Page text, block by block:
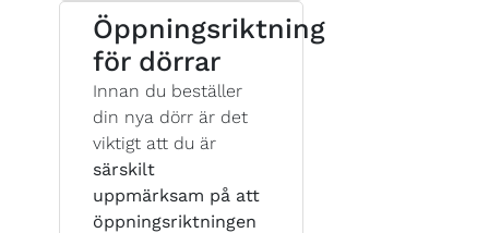
Öppningsriktning
för dörrar
Innan du beställer
din nya dörr är det
viktigt att du är
särskilt
uppmärksam på att
öppningsriktningen